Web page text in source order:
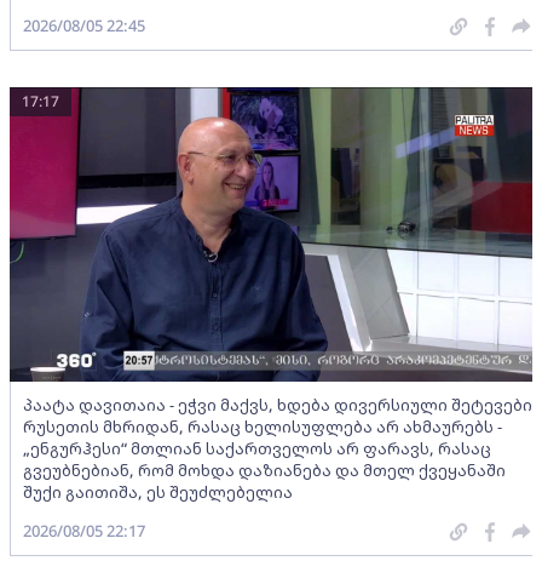
2026/08/05 22:45
პაატა დავითაია - ეჭვი მაქვს, ხდება დივერსიული შეტევები
რუსეთის მხრიდან, რასაც ხელისუფლება არ ახმაურებს -
„ენგურჰესი“ მთლიან საქართველოს არ ფარავს, რასაც
გვეუბნებიან, რომ მოხდა დაზიანება და მთელ ქვეყანაში
შუქი გაითიშა, ეს შეუძლებელია
17:17
2026/08/05 22:17